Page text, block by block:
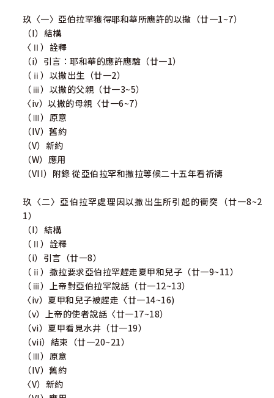
玖〈一〉亞伯拉罕獲得耶和華所應許的以撒（廿一1~7）
（I）結構
〈Ⅱ）詮釋
（i）引言：耶和華的應許應驗（廿一1）
（ⅱ）以撒出生（廿一2）
（ⅲ）以撒的父親（廿一3~5）
〈iv）以撒的母親〈廿一6~7）
（Ⅲ）原意
（IV）舊約
（V）新約
（W）應用
（VII）附錄 從亞伯拉罕和撒拉等候二十五年看祈禱
玖〈二〉亞伯拉罕處理因以撒出生所引起的衝突（廿一8~2
1）
（I）結構
（Ⅱ）詮釋
（i）引言（廿一8）
（ⅱ）撒拉要求亞伯拉罕趕走夏甲和兒子（廿一9~11）
（ⅲ）上帝對亞伯拉罕說話（廿一12~13）
〈iv）夏甲和兒子被趕走〈廿一14~16)
（v）上帝的使者說話〈廿一17~18）
（vi）夏甲看見水井（廿一19）
（vii）結束（廿一20~21）
（Ⅲ）原意
（IV）舊約
〈V）新約